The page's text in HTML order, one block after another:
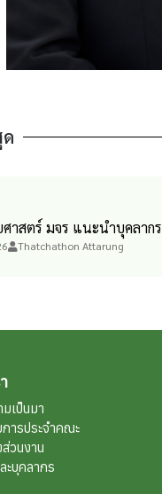
าสตร์ มจร แนะนำบุคลากร
Thatchathon Attarung
เป็นมา
ารประจำคณะ
วนงาน
ะบุคลากร